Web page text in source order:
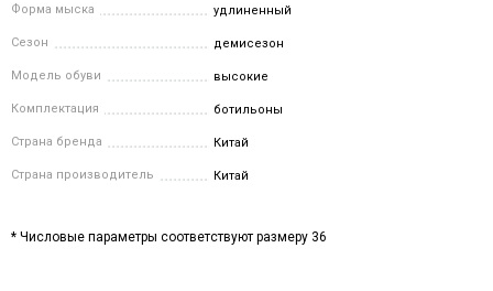
Форма мыска удлиненный
Сезон демисезон
Модель обуви высокие
Комплектация ботильоны
Страна бренда Китай
Страна производитель Китай
* Числовые параметры соответствуют размеру 36